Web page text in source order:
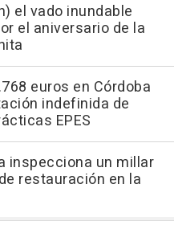
el vado inundable
el aniversario de la
euros en Córdoba
indefinida de
EPES
inspecciona un millar
restauración en la